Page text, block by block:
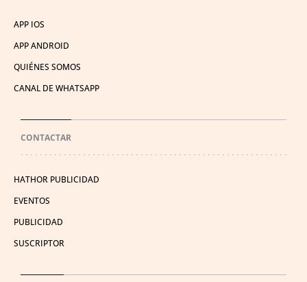
APP IOS
APP ANDROID
QUIÉNES SOMOS
CANAL DE WHATSAPP
CONTACTAR
HATHOR PUBLICIDAD
EVENTOS
PUBLICIDAD
SUSCRIPTOR